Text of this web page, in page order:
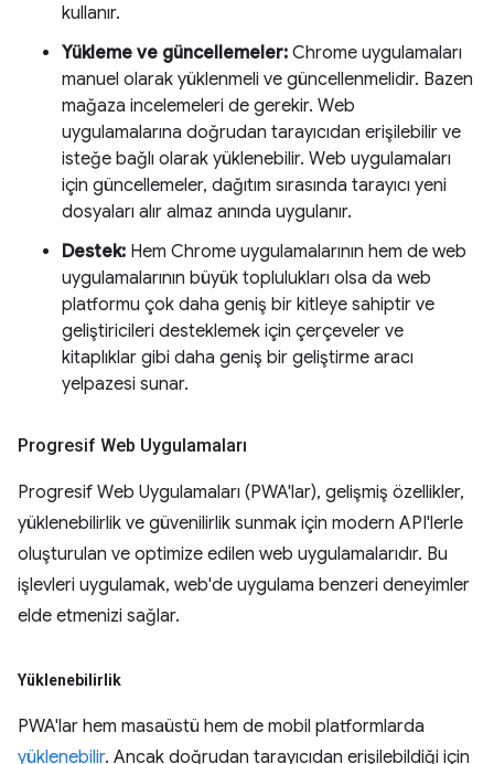
kullanır.
Yükleme ve güncellemeler: Chrome uygulamaları
manuel olarak yüklenmeli ve güncellenmelidir. Bazen
mağaza incelemeleri de gerekir. Web
uygulamalarına doğrudan tarayıcıdan erişilebilir ve
isteğe bağlı olarak yüklenebilir. Web uygulamaları
için güncellemeler, dağıtım sırasında tarayıcı yeni
dosyaları alır almaz anında uygulanır.
Destek: Hem Chrome uygulamalarının hem de web
uygulamalarının büyük toplulukları olsa da web
platformu çok daha geniş bir kitleye sahiptir ve
geliştiricileri desteklemek için çerçeveler ve
kitaplıklar gibi daha geniş bir geliştirme aracı
yelpazesi sunar.
Progresif Web Uygulamaları
Progresif Web Uygulamaları (PWA'lar), gelişmiş özellikler,
yüklenebilirlik ve güvenilirlik sunmak için modern API'lerle
oluşturulan ve optimize edilen web uygulamalarıdır. Bu
işlevleri uygulamak, web'de uygulama benzeri deneyimler
elde etmenizi sağlar.
Yüklenebilirlik
PWA'lar hem masaüstü hem de mobil platformlarda
yüklenebilir. Ancak doğrudan tarayıcıdan erişilebildiği için